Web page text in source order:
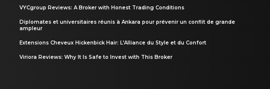
VYCgroup Reviews: A Broker with Honest Trading Conditions
Diplomates et universitaires réunis à Ankara pour prévenir un conflit de grande
ampleur
Extensions Cheveux Hickenbick Hair: L’Alliance du Style et du Confort
Viriora Reviews: Why It Is Safe to Invest with This Broker